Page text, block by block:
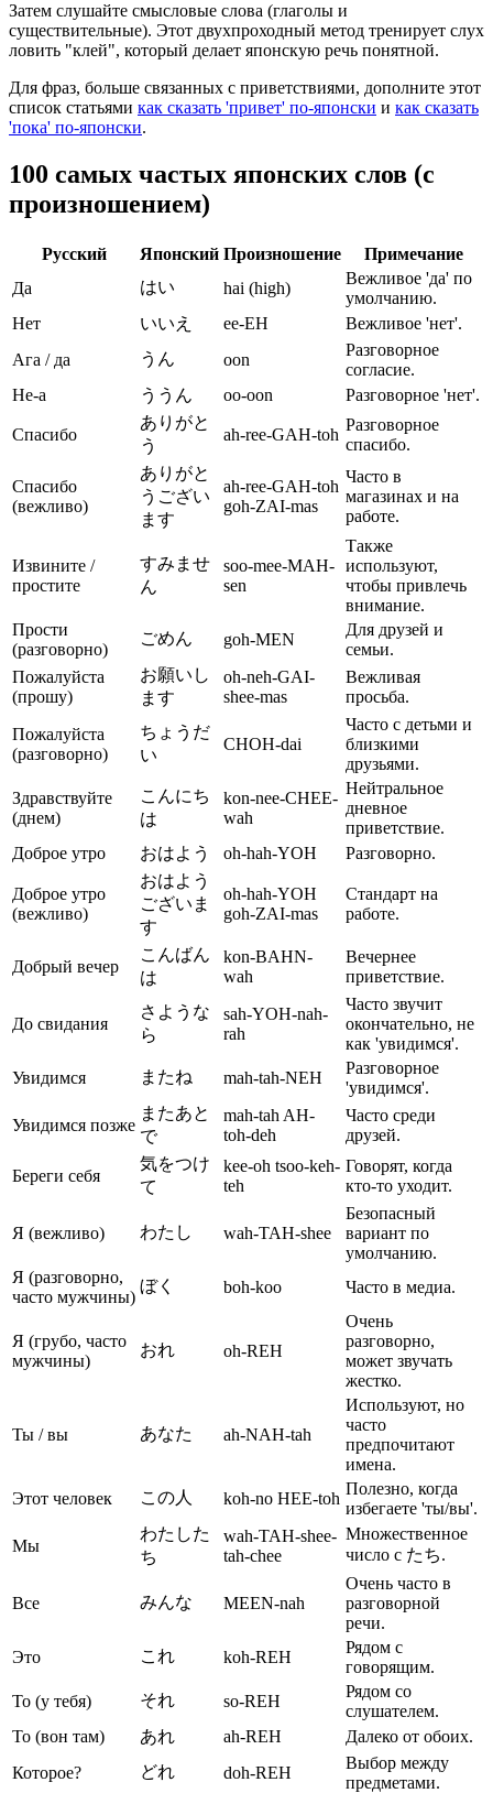
Затем слушайте смысловые слова (глаголы и
существительные). Этот двухпроходный метод тренирует слух
ловить "клей", который делает японскую речь понятной.
Для фраз, больше связанных с приветствиями, дополните этот
список статьями как сказать 'привет' по-японски и как сказать
'пока' по-японски.
100 самых частых японских слов (с
произношением)
Русский Японский Произношение
Примечание
Да
はい hai (high)
Вежливое 'да' по
умолчанию.
Нет
いいえ ee-EH
Вежливое 'нет'.
Ага / да
うん oon
Разговорное
согласие.
Не-а
ううん oo-oon Разговорное 'нет'.
Спасибо
ありがと
う
ah-ree-GAH-toh
Разговорное
спасибо.
Спасибо
(вежливо)
ありがと
うござい
ます
ah-ree-GAH-toh
goh-ZAI-mas
Часто в
магазинах и на
работе.
Извините /
простите
すみませ
ん
soo-mee-MAH-
sen
Также
используют,
чтобы привлечь
внимание.
Прости
(разговорно)
ごめん goh-MEN
Для друзей и
семьи.
Пожалуйста
(прошу)
お願いし
ます
oh-neh-GAI-
shee-mas
Вежливая
просьба.
Пожалуйста
(разговорно)
ちょうだ
い
CHOH-dai
Часто с детьми и
близкими
друзьями.
Здравствуйте
(днем)
こんにち
は
kon-nee-CHEE-
wah
Нейтральное
дневное
приветствие.
Доброе утро
おはよう oh-hah-YOH Разговорно.
Доброе утро
(вежливо)
おはよう
ございま
す
oh-hah-YOH
goh-ZAI-mas
Стандарт на
работе.
Добрый вечер
こんばん
は
kon-BAHN-
wah
Вечернее
приветствие.
До свидания
さような
ら
sah-YOH-nah-
rah
Часто звучит
окончательно, не
как 'увидимся'.
Увидимся
またね mah-tah-NEH
Разговорное
'увидимся'.
Увидимся позже
またあと
で
mah-tah AH-
toh-deh
Часто среди
друзей.
Береги себя
気をつけ
て
kee-oh tsoo-keh-
teh
Говорят, когда
кто-то уходит.
Я (вежливо) わたし wah-TAH-shee
Безопасный
вариант по
умолчанию.
Я (разговорно,
часто мужчины)
ぼく boh-koo Часто в медиа.
Я (грубо, часто
мужчины)
おれ oh-REH
Очень
разговорно,
может звучать
жестко.
Ты / вы あなた ah-NAH-tah
Используют, но
часто
предпочитают
имена.
Этот человек
この人 koh-no HEE-toh
Полезно, когда
избегаете 'ты/вы'.
Мы
わたした
ち
wah-TAH-shee-
tah-chee
Множественное
число с たち.
Все みんな MEEN-nah
Очень часто в
разговорной
речи.
Это
これ koh-REH
Рядом с
говорящим.
То (у тебя)
それ so-REH
Рядом со
слушателем.
То (вон там)
あれ ah-REH
Далеко от обоих.
Которое?
どれ doh-REH
Выбор между
предметами.